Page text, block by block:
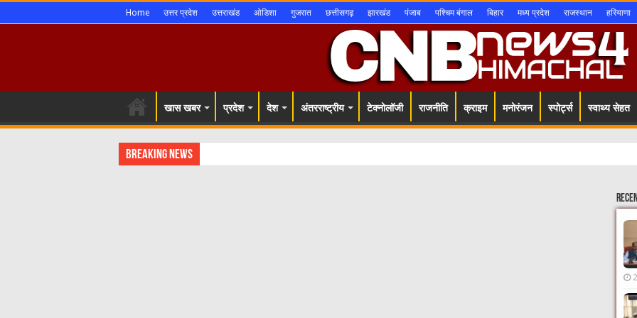
Home उत्तर प्रदेश उत्तराखंड ओडिशा गुजरात छत्तीसगढ़ झारखंड पंजाब पश्चिम बंगाल बिहार मध्य प्रदेश राजस्थान हरियाणा
खास खबर प्रदेश देश अंतरराष्ट्रीय टेक्नोलॉजी राजनीति क्राइम मनोरंजन स्पोर्ट्स स्वाथ्य सेहत
Breaking News